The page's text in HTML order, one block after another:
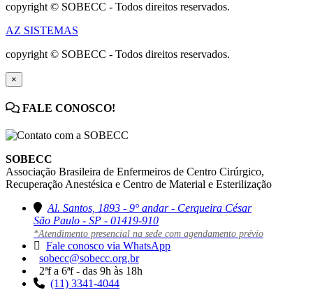
copyright © SOBECC - Todos direitos reservados.
AZ SISTEMAS
copyright © SOBECC - Todos direitos reservados.
×
FALE CONOSCO!
SOBECC
Associação Brasileira de Enfermeiros de Centro Cirúrgico,
Recuperação Anestésica e Centro de Material e Esterilização
Al. Santos, 1893 - 9° andar - Cerqueira César
São Paulo - SP - 01419-910
*Atendimento presencial na sede com agendamento prévio
Fale conosco via WhatsApp
sobecc@sobecc.org.br
2ªf a 6ªf - das 9h às 18h
(11) 3341-4044